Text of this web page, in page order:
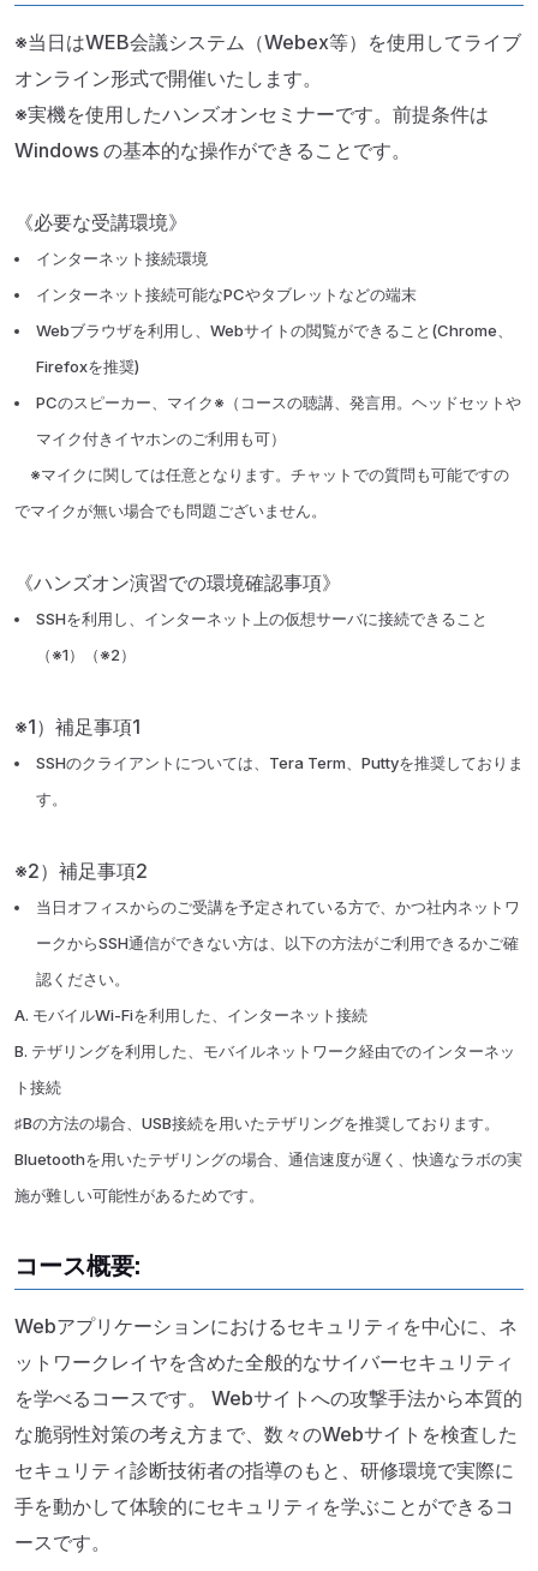
※当日はWEB会議システム（Webex等）を使用してライブ
オンライン形式で開催いたします。
※実機を使用したハンズオンセミナーです。前提条件は
Windows の基本的な操作ができることです。
《必要な受講環境》
インターネット接続環境
インターネット接続可能なPCやタブレットなどの端末
Webブラウザを利用し、Webサイトの閲覧ができること(Chrome、
Firefoxを推奨)
PCのスピーカー、マイク※（コースの聴講、発言用。ヘッドセットや
マイク付きイヤホンのご利用も可）
※マイクに関しては任意となります。チャットでの質問も可能ですの
でマイクが無い場合でも問題ございません。
《ハンズオン演習での環境確認事項》
SSHを利用し、インターネット上の仮想サーバに接続できること
（※1）（※2）
※1）補足事項1
SSHのクライアントについては、Tera Term、Puttyを推奨しておりま
す。
※2）補足事項2
当日オフィスからのご受講を予定されている方で、かつ社内ネットワ
ークからSSH通信ができない方は、以下の方法がご利用できるかご確
認ください。
A. モバイルWi-Fiを利用した、インターネット接続
B. テザリングを利用した、モバイルネットワーク経由でのインターネッ
ト接続
♯Bの方法の場合、USB接続を用いたテザリングを推奨しております。
Bluetoothを用いたテザリングの場合、通信速度が遅く、快適なラボの実
施が難しい可能性があるためです。
コース概要:
Webアプリケーションにおけるセキュリティを中心に、ネ
ットワークレイヤを含めた全般的なサイバーセキュリティ
を学べるコースです。 Webサイトへの攻撃手法から本質的
な脆弱性対策の考え方まで、数々のWebサイトを検査した
セキュリティ診断技術者の指導のもと、研修環境で実際に
手を動かして体験的にセキュリティを学ぶことができるコ
ースです。